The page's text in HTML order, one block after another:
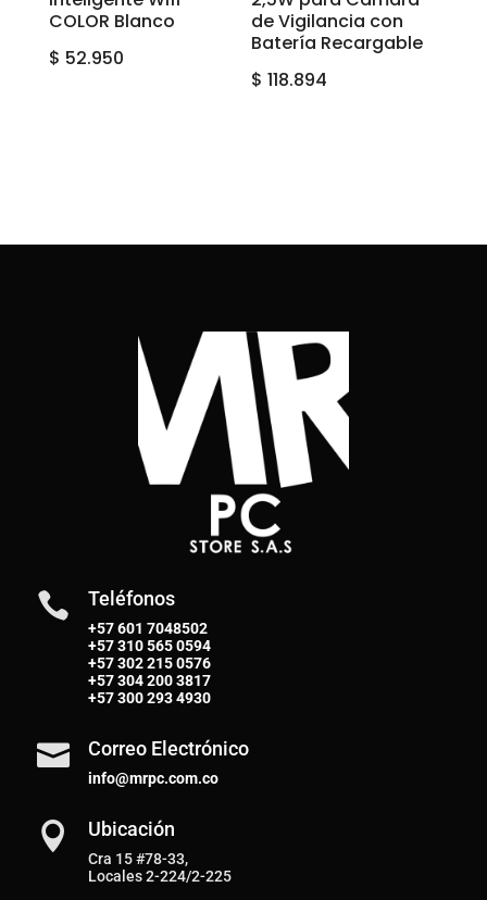
COLOR Blanco
$ 52.950
de Vigilancia con
Batería Recargable
$ 118.894
 Teléfonos
+57 601 7048502
+57310 565 0594
+57302 215 0576
+57304 200 3817
+57300 293 4930
 Correo Electrónico
info@mrpc.com.co
 Ubicación
Cra 15 #78-33,
Locales 2-224/2-225